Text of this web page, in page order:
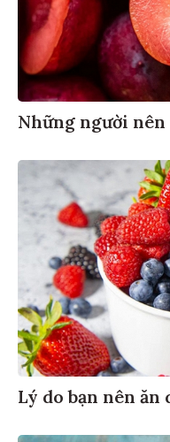
Những người
Lý do bạn nên